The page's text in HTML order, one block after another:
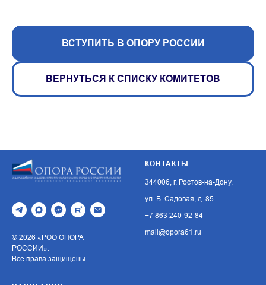
ВСТУПИТЬ В ОПОРУ РОССИИ
ВЕРНУТЬСЯ К СПИСКУ КОМИТЕТОВ
© 2026 «РОО ОПОРА
РОССИИ».
Все права защищены.
КОНТАКТЫ
344006, г. Ростов-на-Дону,
ул. Б. Садовая, д. 85
+7 863 240-92-84
mail@opora61.ru